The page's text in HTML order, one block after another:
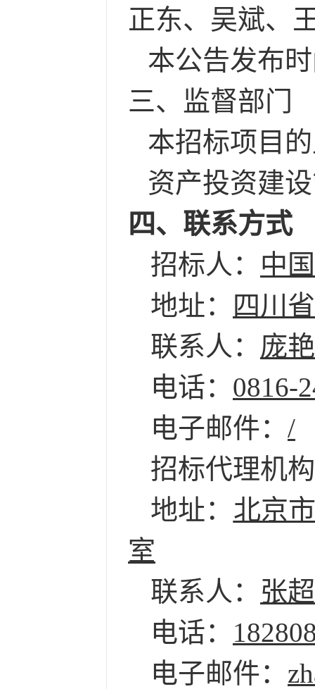
正东、吴斌、
本公告发布
三、监督部门
本招标项目
资产投资建
四、联系方式
招标人： 中
地址：
四川
联系人： 庞艳
电话： 0816-
电子邮件： /
招标代理机
地址： 北京
室
联系人： 张
电话：
电子邮件：